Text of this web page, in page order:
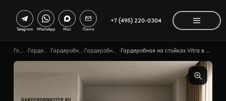
+7 (495) 220-0304
Telegram WhatsApp Max Почта
Главная › Гардеробные › Гардеробные по типу› Гардеробные системы › Гардеробная на стойках Vitra в кашемировом сером цвете